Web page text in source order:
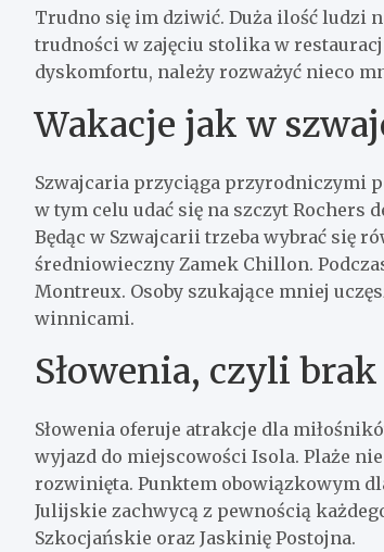
Trudno się im dziwić. Duża ilość ludzi
trudności w zajęciu stolika w
dyskomfortu, należy rozważyć nieco
Wakacje jak w
Szwajcaria przyciąga przyrodniczymi
w tym celu udać się na szczyt Rochers
Będąc w Szwajcarii trzeba wybrać się
średniowieczny Zamek Chillon.
Montreux. Osoby szukające mniej
winnicami.
Słowenia, czyli
Słowenia oferuje atrakcje dla
wyjazd do miejscowości Isola. Plaże
rozwinięta. Punktem obowiązkowym
Julijskie zachwycą z pewnością
Szkocjańskie oraz Jaskinię Postojna.